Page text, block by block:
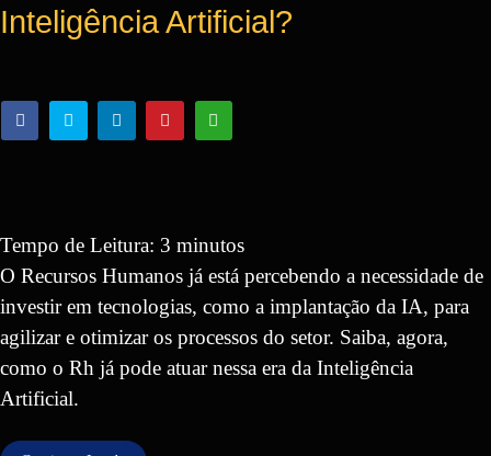
Inteligência Artificial?
Tempo de Leitura: 3 minutos
O Recursos Humanos já está percebendo a necessidade de
investir em tecnologias, como a implantação da IA, para
agilizar e otimizar os processos do setor. Saiba, agora,
como o Rh já pode atuar nessa era da Inteligência
Artificial.